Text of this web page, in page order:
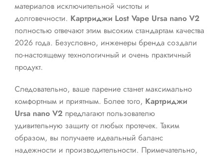
материалов исключительной чистоты и
долговечности. Картриджи Lost Vape Ursa nano V2
полностью отвечают этим высоким стандартам качества
2026 года. Безусловно, инженеры бренда создали
по-настоящему технологичный и очень практичный
продукт.
Следовательно, ваше парение станет максимально
комфортным и приятным. Более того, Картриджи
Ursa nano V2 предлагают пользователю
удивительную защиту от любых протечек. Таким
образом, вы получаете идеальный баланс
надежности и производительности. Примечательно,